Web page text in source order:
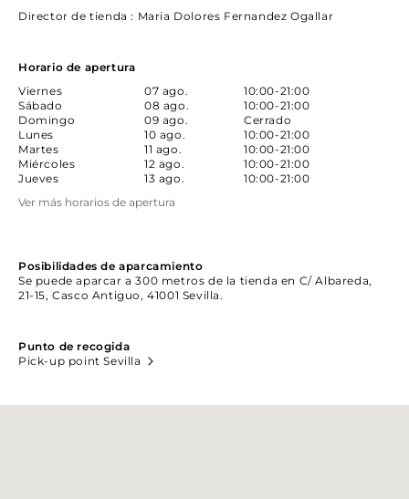
Director de tienda: Maria Dolores Fernandez Ogallar
Horario de apertura
Viernes
07 ago.
10:00-21:00
Sábado
08 ago.
10:00-21:00
Domingo
09 ago.
Cerrado
Lunes
10 ago.
10:00-21:00
Martes
11 ago.
10:00-21:00
Miércoles
12 ago.
10:00-21:00
Jueves
13 ago.
10:00-21:00
Ver más horarios de apertura
Posibilidades de aparcamiento
Se puede aparcar a 300 metros de la tienda en C/ Albareda,
21-15, Casco Antiguo, 41001 Sevilla.
Punto de recogida
Pick-up point Sevilla